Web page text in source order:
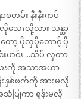
တမ်း နီးနီးကပ်
သေးလို့လား သန္တာ
ော့ ပိုလှပိုတောင့် ပို
င်းဟင်း …သိပ် လှတာ
ေးကို အသာအယာ
နှစ်ဖက်ကို အားမလို
သံပြုကာ ရုန်းမလို